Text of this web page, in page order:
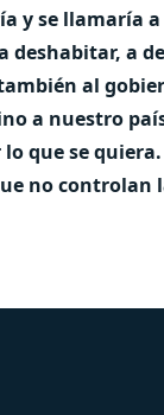
y se llamaría
a
al
a nuestro
lo que se
no controlan